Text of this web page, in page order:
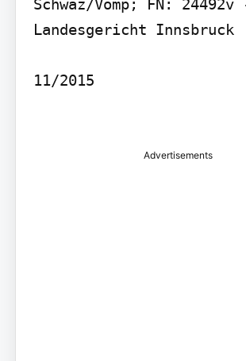
Schwaz/Vomp; FN: 24492v
Landesgericht Innsbruck
11/2015
Advertisements